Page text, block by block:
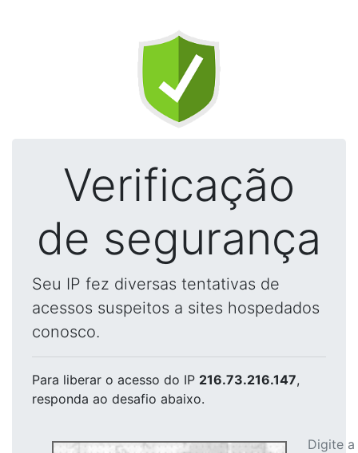
Verificação
de segurança
Seu IP fez diversas tentativas de
acessos suspeitos a sites hospedados
conosco.
Para liberar o acesso do IP 216.73.216.147,
responda ao desafio abaixo.
Digite